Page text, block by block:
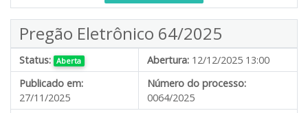
Pregão Eletrônico 64/2025
Status: Aberta Abertura: 12/12/2025 13:00
Publicado em:
27/11/2025
Número do processo:
0064/2025